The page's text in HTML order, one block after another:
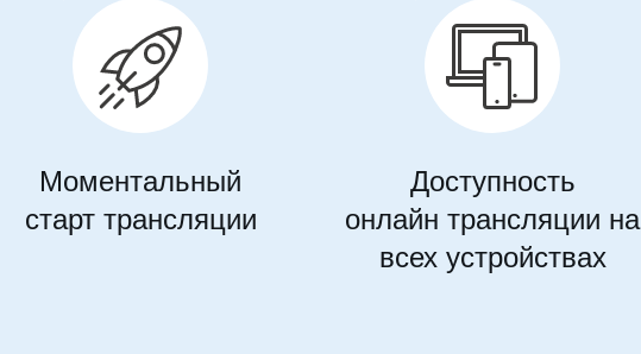
Моментальный
старт трансляции
Доступность
онлайн трансляции на
всех устройствах